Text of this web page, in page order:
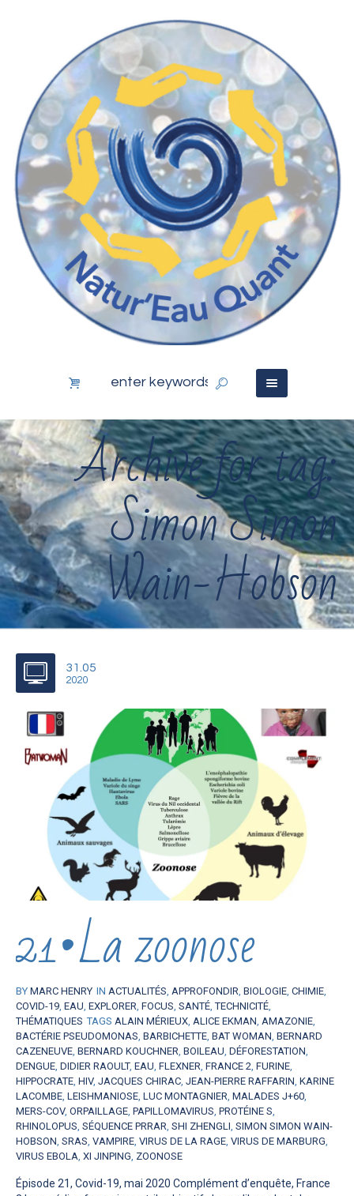
Archive for tag:
Simon Simon
Wain-Hobson
31.05
2020
21•La zoonose
BY MARC HENRY IN ACTUALITÉS, APPROFONDIR, BIOLOGIE, CHIMIE,
COVID-19, EAU, EXPLORER, FOCUS, SANTÉ,TECHNICITÉ,
THÉMATIQUES TAGS ALAIN MÉRIEUX, ALICE EKMAN, AMAZONIE,
BACTÉRIE PSEUDOMONAS, BARBICHETTE, BAT WOMAN, BERNARD
CAZENEUVE, BERNARD KOUCHNER, BOILEAU, DÉFORESTATION,
DENGUE, DIDIER RAOULT, EAU, FLEXNER, FRANCE 2, FURINE,
HIPPOCRATE, HIV, JACQUES CHIRAC, JEAN-PIERRE RAFFARIN, KARINE
LACOMBE, LEISHMANIOSE, LUC MONTAGNIER, MALADES J+60,
MERS-COV, ORPAILLAGE, PAPILLOMAVIRUS, PROTÉINE S,
RHINOLOPUS, SÉQUENCE PRRAR, SHI ZHENGLI, SIMON SIMON WAIN-
HOBSON, SRAS, VAMPIRE, VIRUS DE LA RAGE, VIRUS DE MARBURG,
VIRUS EBOLA, XI JINPING, ZOONOSE
Épisode 21, Covid-19, mai 2020 Complément d’enquête, France